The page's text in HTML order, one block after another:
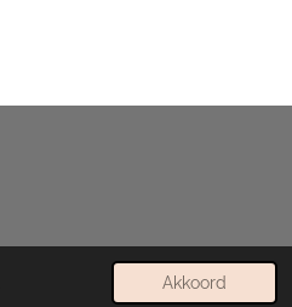
Akkoord